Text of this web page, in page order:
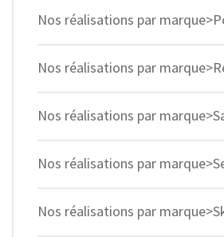
Nos réalisations par
Nos réalisations par
Nos réalisations par
Nos réalisations par
Nos réalisations par